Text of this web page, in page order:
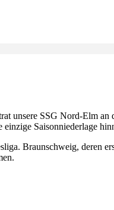
unsere SSG Nord-Elm
Saisonniederlage
Braunschweig, deren